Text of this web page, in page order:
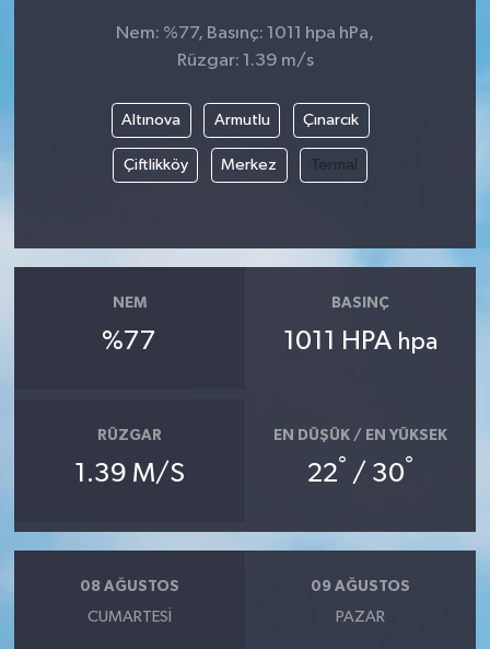
Nem: %77, Basınç: 1011 hpa hPa,
Rüzgar: 1.39 m/s
Altınova Armutlu Çınarcık
Çiftlikköy Merkez Termal
NEM
%77
BASINÇ
1011 HPA hpa
RÜZGAR
1.39 M/S
EN DÜŞÜK / EN YÜKSEK
22° / 30°
08 AĞUSTOS
CUMARTESI
09 AĞUSTOS
PAZAR
DÜNYA
MEDYA
TEKNOLOJİ
YAŞAM